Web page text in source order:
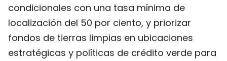
condicionales con una tasa mínima de
localización del 50 por ciento, y priorizar
fondos de tierras limpias en ubicaciones
estratégicas y políticas de crédito verde para